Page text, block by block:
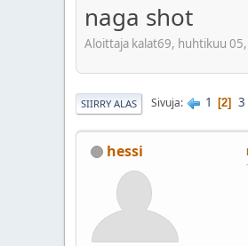
naga shot
Aloittaja kalat69, huhtikuu
SIIRRY ALAS Sivuja 1 2 3
hessi